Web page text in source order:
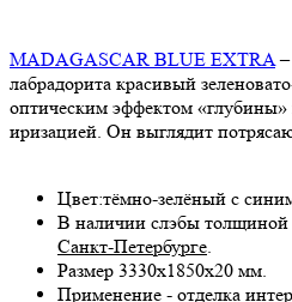
MADAGASCAR BLUE EXTRA–
лабрадорита красивый
оптическим эффектом
иризацией. Он выглядит
Цвет:тёмно-зелёный с
В наличии слэбы толщиной
Санкт-Петербурге.
Размер 3330х1850х20 мм.
Применение - отделка